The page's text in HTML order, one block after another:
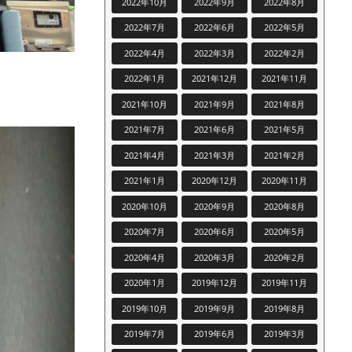
2022年7月 2022年6月 2022年5月
2022年4月 2022年3月 2022年2月
2022年1月 2021年12月 2021年11月
2021年10月 2021年9月 2021年8月
2021年7月 2021年6月 2021年5月
2021年4月 2021年3月 2021年2月
2021年1月 2020年12月 2020年11月
2020年10月 2020年9月 2020年8月
2020年7月 2020年6月 2020年5月
2020年4月 2020年3月 2020年2月
2020年1月 2019年12月 2019年11月
2019年10月 2019年9月 2019年8月
2019年7月 2019年6月 2019年3月